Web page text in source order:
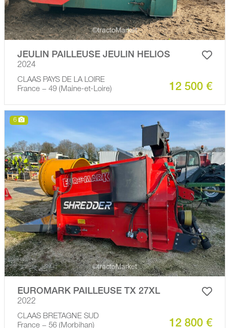
JEULIN PAILLEUSE JEULIN HELIOS
2024
CLAAS PAYS DE LA LOIRE
France − 49 (Maine-et-Loire)
12 500 €
6
EUROMARK PAILLEUSE TX 27XL
2022
CLAAS BRETAGNE SUD
France − 56 (Morbihan)
12 800 €